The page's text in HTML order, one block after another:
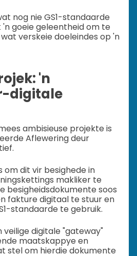
nog nie GS1-standaarde
'n goeie geleentheid om te
verskeie doeleindes op 'n
'n
digitale
ambisieuse projekte is
Aflewering deur
om dit vir besighede in
makliker te
besigheidsdokumente soos
fakture digitaal te stuur en
standaarde te gebruik.
veilige digitale "gateway"
maatskappye en
stel om hierdie dokumente